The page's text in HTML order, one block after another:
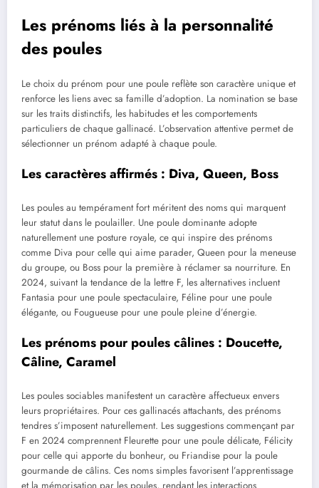
Les prénoms liés à la personnalité
des poules
Le choix du prénom pour une poule reflète son caractère unique et
renforce les liens avec sa famille d’adoption. La nomination se base
sur les traits distinctifs, les habitudes et les comportements
particuliers de chaque gallinacé. L’observation attentive permet de
sélectionner un prénom adapté à chaque poule.
Les caractères affirmés : Diva, Queen, Boss
Les poules au tempérament fort méritent des noms qui marquent
leur statut dans le poulailler. Une poule dominante adopte
naturellement une posture royale, ce qui inspire des prénoms
comme Diva pour celle qui aime parader, Queen pour la meneuse
du groupe, ou Boss pour la première à réclamer sa nourriture. En
2024, suivant la tendance de la lettre F, les alternatives incluent
Fantasia pour une poule spectaculaire, Féline pour une poule
élégante, ou Fougueuse pour une poule pleine d’énergie.
Les prénoms pour poules câlines : Doucette,
Câline, Caramel
Les poules sociables manifestent un caractère affectueux envers
leurs propriétaires. Pour ces gallinacés attachants, des prénoms
tendres s’imposent naturellement. Les suggestions commençant par
F en 2024 comprennent Fleurette pour une poule délicate, Félicity
pour celle qui apporte du bonheur, ou Friandise pour la poule
gourmande de câlins. Ces noms simples favorisent l’apprentissage
et la mémorisation par les poules, rendant les interactions